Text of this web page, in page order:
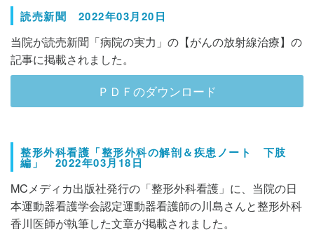
読売新聞 2022年03月20日
当院が読売新聞「病院の実力」の【がんの放射線治療】の
記事に掲載されました。
ＰＤＦのダウンロード
整形外科看護「整形外科の解剖＆疾患ノート 下肢
編」 2022年03月18日
MCメディカ出版社発行の「整形外科看護」に、当院の日
本運動器看護学会認定運動器看護師の川島さんと整形外科
香川医師が執筆した文章が掲載されました。